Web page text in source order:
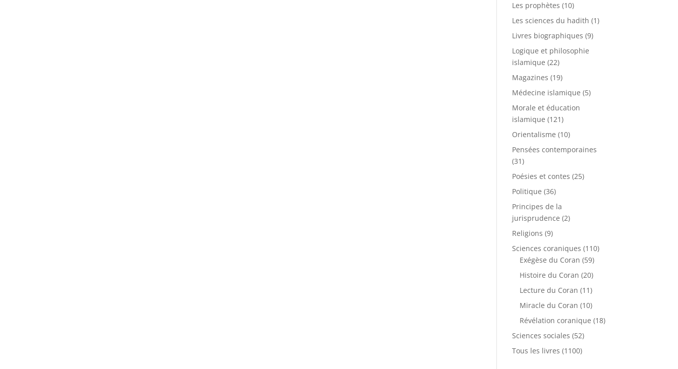
Les prophètes (10)
Les sciences du hadith (1)
Livres biographiques (9)
Logique et philosophie
islamique (22)
Magazines (19)
Médecine islamique (5)
Morale et éducation
islamique (121)
Orientalisme (10)
Pensées contemporaines
(31)
Poésies et contes (25)
Politique (36)
Principes de la
jurisprudence (2)
Religions (9)
Sciences coraniques (110)
Exégèse du Coran (59)
Histoire du Coran (20)
Lecture du Coran (11)
Miracle du Coran (10)
Révélation coranique (18)
Sciences sociales (52)
Tous les livres (1100)